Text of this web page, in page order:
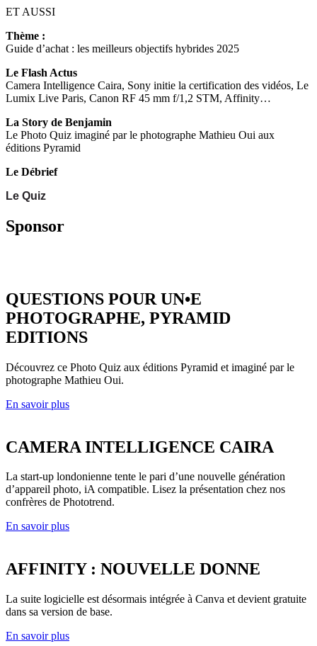
ET AUSSI
Thème :
Guide d’achat : les meilleurs objectifs hybrides 2025
Le Flash Actus
Camera Intelligence Caira, Sony initie la certification des vidéos, Le
Lumix Live Paris, Canon RF 45 mm f/1,2 STM, Affinity…
La Story de Benjamin
Le Photo Quiz imaginé par le photographe Mathieu Oui aux
éditions Pyramid
Le Débrief
Le Quiz
Sponsor
QUESTIONS POUR UN•E
PHOTOGRAPHE, PYRAMID
EDITIONS
Découvrez ce Photo Quiz aux éditions Pyramid et imaginé par le
photographe Mathieu Oui.
En savoir plus
CAMERA INTELLIGENCE CAIRA
La start-up londonienne tente le pari d’une nouvelle génération
d’appareil photo, iA compatible. Lisez la présentation chez nos
confrères de Phototrend.
En savoir plus
AFFINITY : NOUVELLE DONNE
La suite logicielle est désormais intégrée à Canva et devient gratuite
dans sa version de base.
En savoir plus